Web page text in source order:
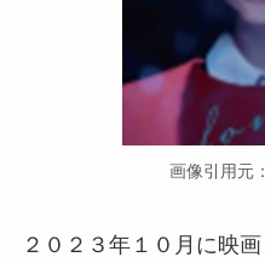
画像引用元
２０２３年１０月に映